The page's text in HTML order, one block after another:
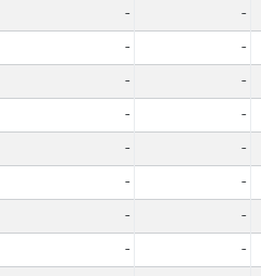
- -
- -
- -
- -
- -
- -
- -
- -